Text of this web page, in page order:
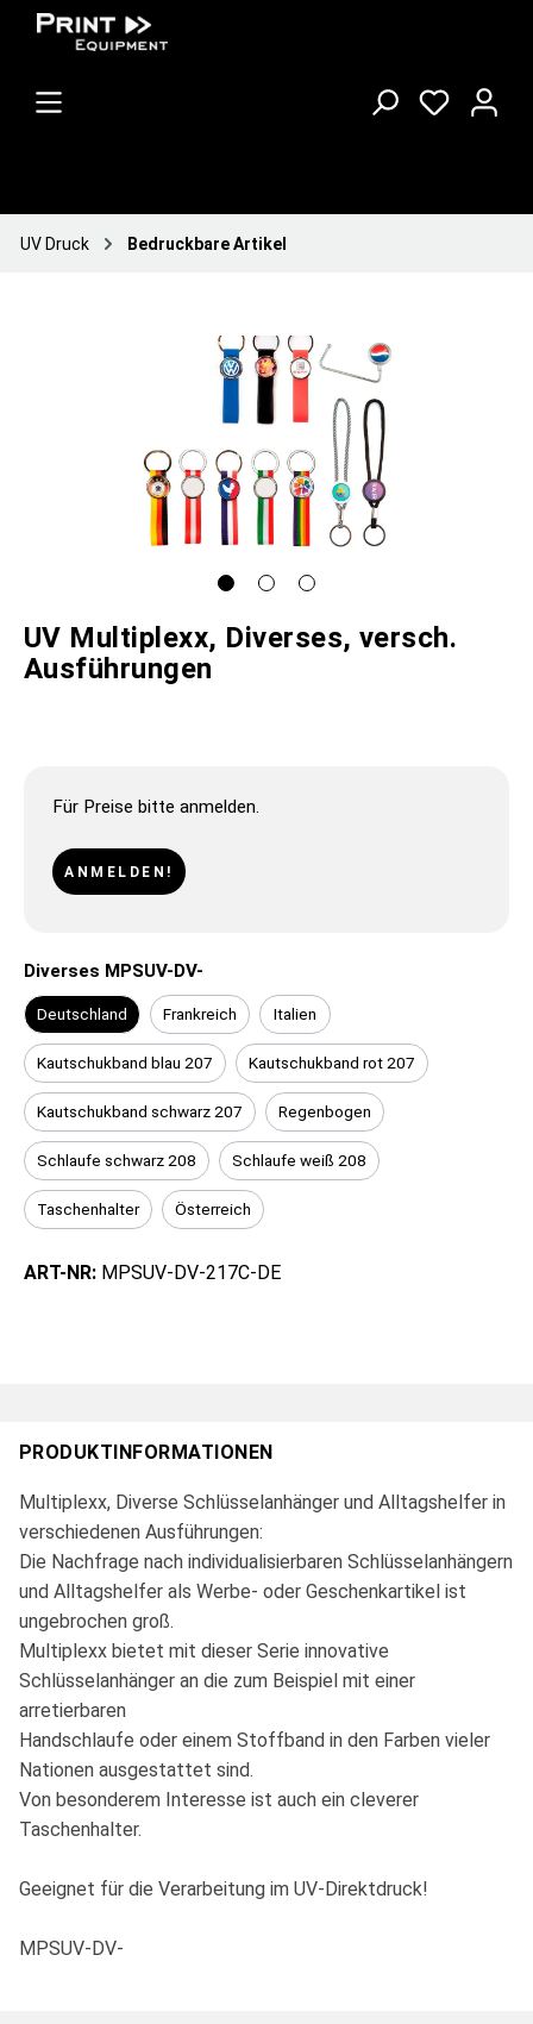
UV Druck Bedruckbare Artikel
UV Multiplexx, Diverses, versch.
Ausführungen
Für Preise bitte anmelden.
ANMELDEN!
Diverses MPSUV-DV-
Deutschland Frankreich Italien
Kautschukband blau 207 Kautschukband rot 207
Kautschukband schwarz 207 Regenbogen
Schlaufe schwarz 208 Schlaufe weiß 208
Taschenhalter Österreich
ART-NR: MPSUV-DV-217C-DE
PRODUKTINFORMATIONEN
Multiplexx, Diverse Schlüsselanhänger und Alltagshelfer in
verschiedenen Ausführungen:
Die Nachfrage nach individualisierbaren Schlüsselanhängern
und Alltagshelfer als Werbe- oder Geschenkartikel ist
ungebrochen groß.
Multiplexx bietet mit dieser Serie innovative
Schlüsselanhänger an die zum Beispiel mit einer
arretierbaren
Handschlaufe oder einem Stoffband in den Farben vieler
Nationen ausgestattet sind.
Von besonderem Interesse ist auch ein cleverer
Taschenhalter.
Geeignet für die Verarbeitung im UV-Direktdruck!
MPSUV-DV-